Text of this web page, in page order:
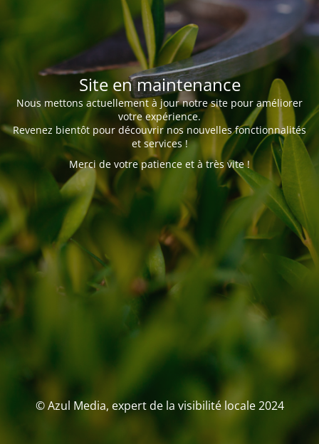
Site en maintenance
Nous mettons actuellement à jour notre site pour améliorer
votre expérience.
Revenez bientôt pour découvrir nos nouvelles fonctionnalités
et services !
Merci de votre patience et à très vite !
© Azul Media, expert de la visibilité locale 2024